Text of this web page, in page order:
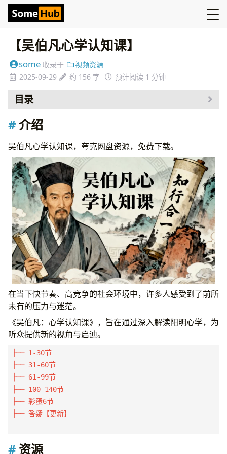
【吴伯凡心学认知课】
some 收录于
视频资源
2025-09-29
约 156 字 预计阅读 1 分钟
目录
介绍
资源
介绍
吴伯凡心学认知课，夸克网盘资源，免费下载。
在当下快节奏、高竞争的社会环境中，许多人感受到了前所
未有的压力与迷茫。
《吴伯凡：心学认知课》，旨在通过深入解读阳明心学，为
听众提供新的视角与启迪。
├── 1-30节
├── 31-60节
├── 61-99节
├── 100-140节
├── 彩蛋6节
├── 答疑【更新】
资源